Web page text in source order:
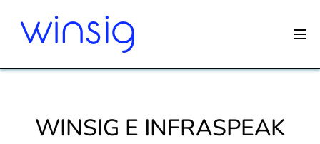
WINSIG E INFRASPEAK